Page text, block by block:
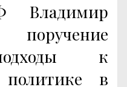
Владимир
к
политике в